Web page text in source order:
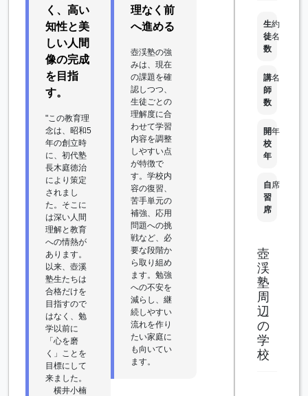
く、高い
知性と美
しい人間
像の完成
を目指
す。
"この教育理
念は、昭和5
年の創立時
に、初代塾
長木庭徳治
により策定
されまし
た。そこに
は深い人間
理解と教育
への情熱が
あります。
以来、壺溪
塾生たちは
合格だけを
目指すので
はなく、勉
学以前に
「心を磨
く」ことを
目標にして
来ました。
横井小楠
理なく前
へ進める
壺渓塾の強
みは、現在
の課題を確
認しつつ、
生徒ごとの
理解度に合
わせて学習
内容を調整
しやすい点
が特徴で
す。学校内
容の復習、
苦手単元の
補強、応用
問題への挑
戦など、必
要な段階か
ら取り組め
ます。勉強
への不安を
減らし、継
続しやすい
流れを作り
たい家庭に
も向いてい
ます。
生
徒
数
約
名
講
師
数
名
開
校
年
年
自
習
席
席
壺
渓
塾
周
辺
の
学
校